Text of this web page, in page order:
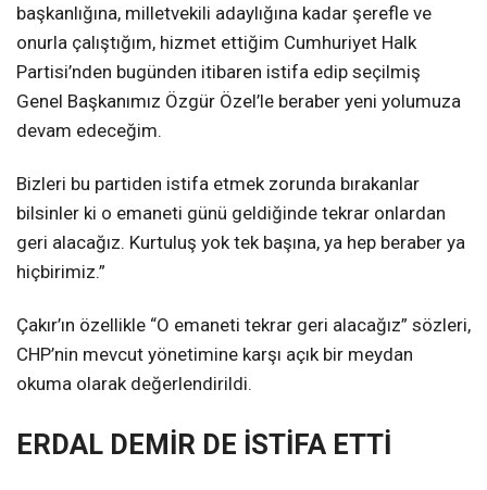
başkanlığına, milletvekili adaylığına kadar şerefle ve
onurla çalıştığım, hizmet ettiğim Cumhuriyet Halk
Partisi’nden bugünden itibaren istifa edip seçilmiş
Genel Başkanımız Özgür Özel’le beraber yeni yolumuza
devam edeceğim.
Bizleri bu partiden istifa etmek zorunda bırakanlar
bilsinler ki o emaneti günü geldiğinde tekrar onlardan
geri alacağız. Kurtuluş yok tek başına, ya hep beraber ya
hiçbirimiz.”
Çakır’ın özellikle “O emaneti tekrar geri alacağız” sözleri,
CHP’nin mevcut yönetimine karşı açık bir meydan
okuma olarak değerlendirildi.
ERDAL DEMİR DE İSTİFA ETTİ